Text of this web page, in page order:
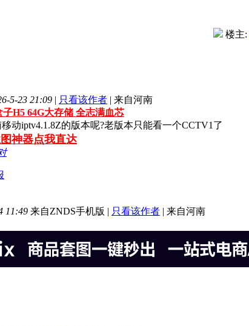
楼主:
5-23 21:09 | 只看该作者 | 来自河南
子H5 64G大存储 全志满血芯
动iptv4.1.8Z的版本呢?老版本只能看一个CCTV1了
神器点我直达
11:49 来自ZNDS手机版 | 只看该作者 | 来自河南